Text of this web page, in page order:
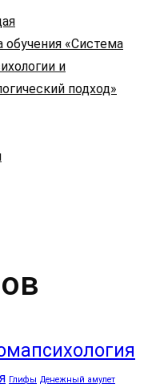
«Система
и
подход»
Глифы Денежный амулет